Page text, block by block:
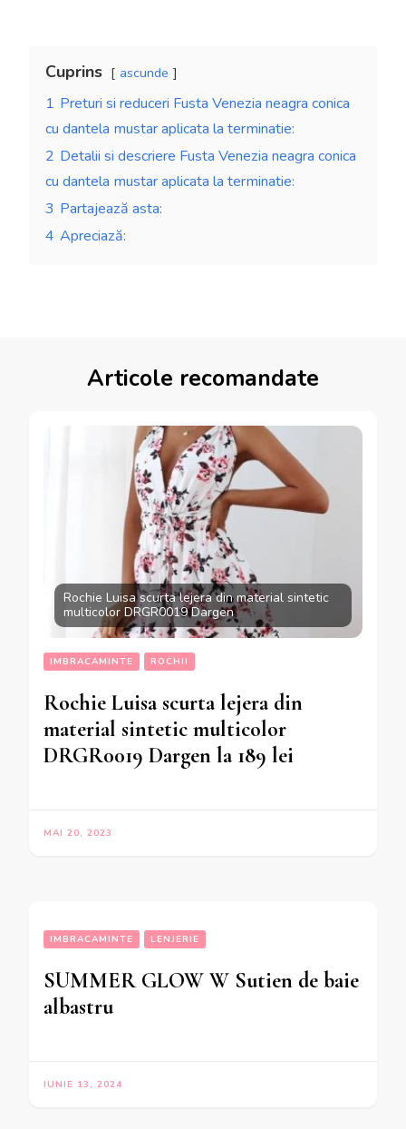
Cuprins ascunde
1 Preturi si reduceri Fusta Venezia neagra conica
cu dantela mustar aplicata la terminatie:
2 Detalii si descriere Fusta Venezia neagra conica
cu dantela mustar aplicata la terminatie:
3 Partajează asta:
4 Apreciază:
Articole recomandate
Rochie Luisa scurta lejera din material sintetic
multicolor DRGR0019 Dargen
IMBRACAMINTE ROCHII
Rochie Luisa scurta lejera din
material sintetic multicolor
DRGR0019 Dargen la 189 lei
MAI 20, 2023
IMBRACAMINTE LENJERIE
SUMMER GLOW W Sutien de baie
albastru
IUNIE 13, 2024